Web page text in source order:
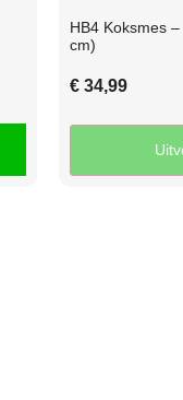
HB4 Koksmes
cm)
€34,99